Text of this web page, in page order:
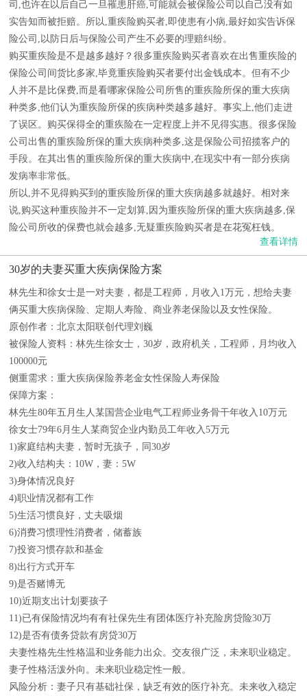
司,也许在以后自己一旦罹患肝癌,可能就会被保险公司以自己没有如
实告知而被拒赔。所以,重疾险购买者,即使患有小病,最好如实告诉保
险公司,以防日后与保险公司产生不必要的理赔纠纷。
购买重疾险是不是越多越好？很多重疾险购买者喜欢在出售重疾险的
保险公司间货比多家,毕竟重疾险购买者要付出金钱成本。但有不少
人并不是比保费,而是看哪家保险公司所售的重疾险所保的重大疾病
种类多,他们认为重疾险所保的疾病种类越多越好。事实上,他们走进
了误区。购买保得全的重疾险在一定程度上并不见得实惠。很多保险
公司出售的重疾险所保的重大疾病种类多,这是保险公司招揽客户的
手段。在其出售的重疾险所保的重大疾病中,在现实中有一部分疾病
发病率非常低。
所以,并不见得购买到的重疾险所保的重大疾病越多就越好。相对来
说,购买这种重疾险并不一定划算,因为重疾险所保的重大疾病越多,保
险公司所收的保费也就会越多,无疑重疾险购买者是在花冤枉钱。
查看详情
30岁的夫妻买重大疾病保险方案
林先生和徐女士是一对夫妻，都是工程师，月收入1万元，想给夫妻
俩买重大疾病保险、定期人寿险、商业养老保险以及女性保险。
原创作者：北京太阳联创代理刘巍
被保险人资料：林先生徐女士，30岁，政府机关，工程师，月均收入
100000元
侧重需求：重大疾病保险养老金女性保险人寿保险
保障方案：
林先生80年五月生人某国营企业电气工程师业务骨干年收入10万元
徐女士79年6月生人某商贸企业内勤员工年收入5万元
1)家庭结构夫妻，暂时无孩子，同30岁
2)收入结构夫：10W，妻：5W
3)身体情况良好
4)职业情况都有工作
5)生活习惯良好，丈夫吸烟
6)消费习惯理性消费者，储蓄族
7)投资习惯存款和基金
8)出行方式开车
9)是否赌博无
10)近期支出计划要孩子
11)已有保险情况均有有社保先生有团体医疗补充险房贷险30万
12)是否有债务贷款有房贷30万
夫妻性格先生性格温和业务能力出众。交友很广泛，未来职业稳定。
妻子性格活泼外向。未来职业稳定性一般。
风险分析：妻子只有基础社保，缺乏有效的医疗补充。未来收入稳定